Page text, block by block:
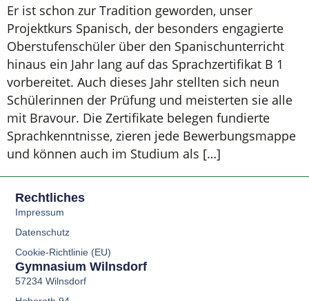
Er ist schon zur Tradition geworden, unser
Projektkurs Spanisch, der besonders engagierte
Oberstufenschüler über den Spanischunterricht
hinaus ein Jahr lang auf das Sprachzertifikat B 1
vorbereitet. Auch dieses Jahr stellten sich neun
Schülerinnen der Prüfung und meisterten sie alle
mit Bravour. Die Zertifikate belegen fundierte
Sprachkenntnisse, zieren jede Bewerbungsmappe
und können auch im Studium als […]
Rechtliches
Impressum
Datenschutz
Cookie-Richtlinie (EU)
Gymnasium Wilnsdorf
57234 Wilnsdorf